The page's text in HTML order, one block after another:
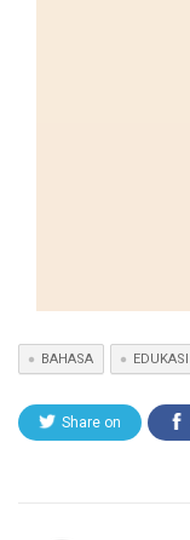
BAHASA EDUKASI
Share on